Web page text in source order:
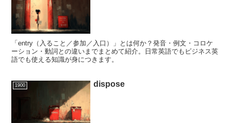
「entry（入ること／参加／入口）」とは何か？発音・例文・コロケ
ーション・動詞との違いまでまとめて紹介。日常英語でもビジネス英
語でも使える知識が身につきます。
1900 dispose